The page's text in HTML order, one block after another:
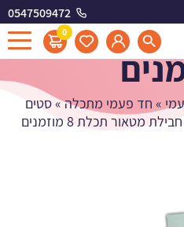
0547509472
0 חבילת מטאור תכלת 8
» חד פעמי מתכלה»סטים
חבילת מטאור תכלת 8 מוזמנים